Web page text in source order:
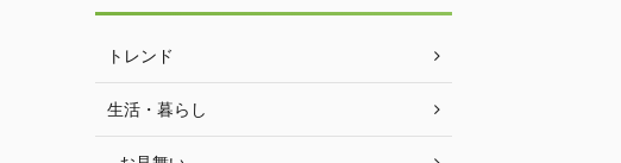
トレンド
生活・暮らし